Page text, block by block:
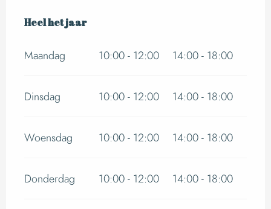
Heel het jaar
Heel het jaar
Maandag 10:00 - 12:00 14:00 - 18:00
Dinsdag 10:00 - 12:00 14:00 - 18:00
Woensdag 10:00 - 12:00 14:00 - 18:00
Donderdag 10:00 - 12:00 14:00 - 18:00